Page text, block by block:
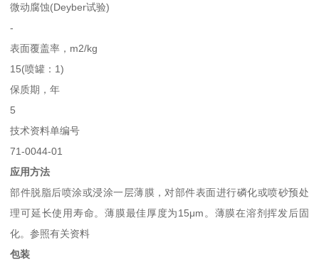
微动腐蚀(Deyber试验)
-
表面覆盖率，m2/kg
15(喷罐：1)
保质期，年
5
技术资料单编号
71-0044-01
应用方法
部件脱脂后喷涂或浸涂一层薄膜，对部件表面进行磷化或喷砂预处
理可延长使用寿命。薄膜最佳厚度为15μm。薄膜在溶剂挥发后固
化。参照有关资料
包装